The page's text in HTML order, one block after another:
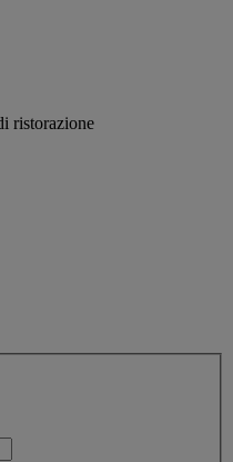
ristorazione